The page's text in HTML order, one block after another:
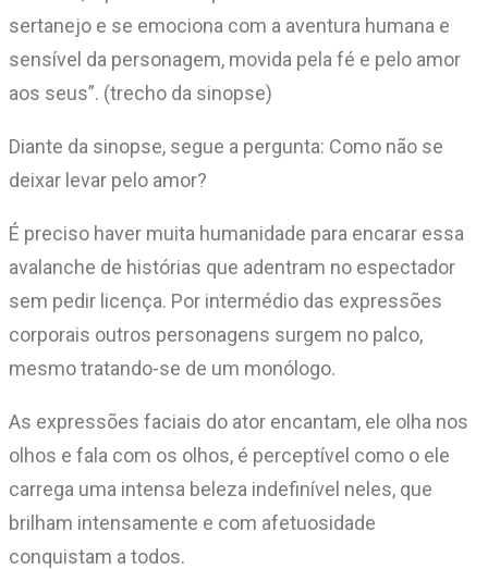
sertanejo e se emociona com a aventura humana e
sensível da personagem, movida pela fé e pelo amor
aos seus”. (trecho da sinopse)
Diante da sinopse, segue a pergunta: Como não se
deixar levar pelo amor?
É preciso haver muita humanidade para encarar essa
avalanche de histórias que adentram no espectador
sem pedir licença. Por intermédio das expressões
corporais outros personagens surgem no palco,
mesmo tratando-se de um monólogo.
As expressões faciais do ator encantam, ele olha nos
olhos e fala com os olhos, é perceptível como o ele
carrega uma intensa beleza indefinível neles, que
brilham intensamente e com afetuosidade
conquistam a todos.